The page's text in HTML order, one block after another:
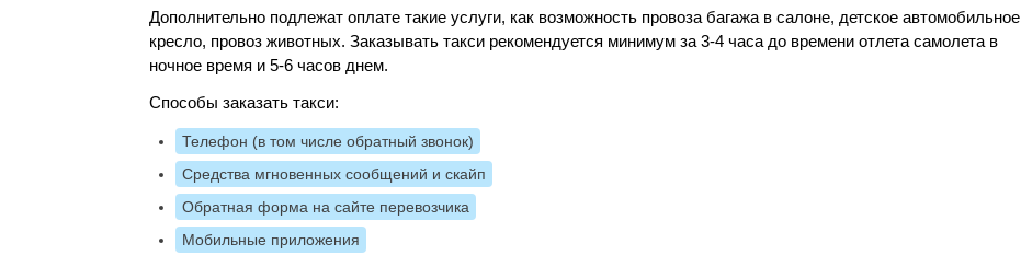
Дополнительно подлежат оплате такие услуги, как возможность провоза багажа в салоне, детское автомобильное
кресло, провоз животных. Заказывать такси рекомендуется минимум за 3-4 часа до времени отлета самолета в
ночное время и 5-6 часов днем.
Способы заказать такси:
Телефон (в том числе обратный звонок)
Средства мгновенных сообщений и скайп
Обратная форма на сайте перевозчика
Мобильные приложения